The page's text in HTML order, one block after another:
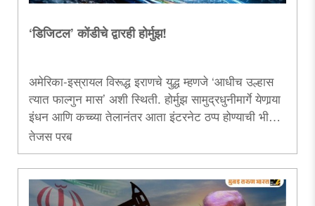
‘डिजिटल’ कोंडीचे द्वारही होर्मुझ!
अमेरिका-इस्रायल विरूद्ध इराणचे युद्ध म्हणजे ‘आधीच उल्हास
त्यात फाल्गुन मास’ अशी स्थिती. होर्मुझ सामुद्रधुनीमार्गे येणार्‍या
इंधन आणि कच्च्या तेलानंतर आता इंटरनेट ठप्प होण्याची भीती
जगाला सतावते आहे. जगातील २० टक्के कच्चे तेल आणि २५
टक्के ‘एलएनजी’ ज्या होर्मुझच्या सामुद्रधुनीतून पार होतो, त्याच
मार्गावरून ‘इंटरनेट केबल्स’चे जाळेही विणलेले आहे. इथे हल्ला
झाला, इंटरनेट केबल्सला धक्का बसला; तर स्थिती गंभीर होऊ
तेजस परब